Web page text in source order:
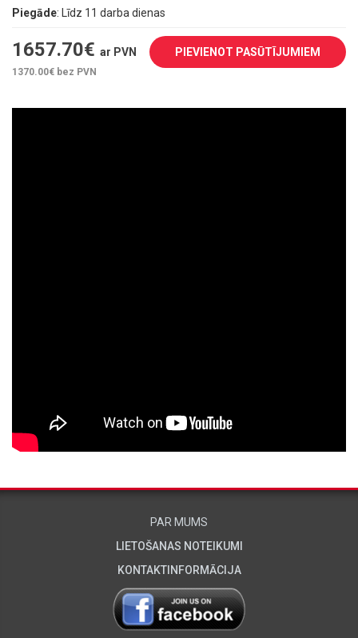
Piegāde: Līdz 11 darba dienas
1657.70€ ar PVN
1370.00€ bez PVN
PIEVIENOT PASŪTĪJUMIEM
PAR MUMS
LIETOŠANAS NOTEIKUMI
KONTAKTINFORMĀCIJA